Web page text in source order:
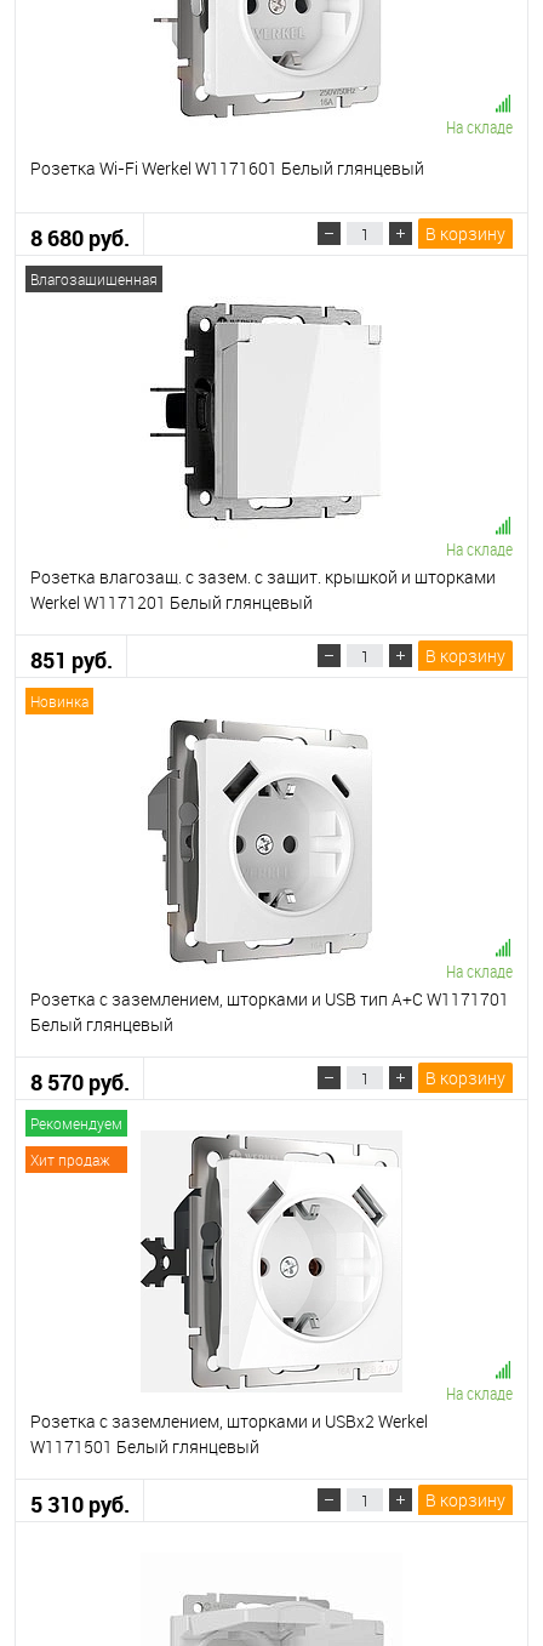
На складе
Розетка Wi-Fi Werkel W1171601 Белый глянцевый
8 680 руб. В корзину
Влагозащищенная
На складе
Розетка влагозащ. с зазем. с защит. крышкой и шторками
Werkel W1171201 Белый глянцевый
851 руб. В корзину
Новинка
На складе
Розетка с заземлением, шторками и USB тип A+C W1171701
Белый глянцевый
8 570 руб. В корзину
Рекомендуем
Хит продаж
На складе
Розетка с заземлением, шторками и USBх2 Werkel
W1171501 Белый глянцевый
5 310 руб. В корзину